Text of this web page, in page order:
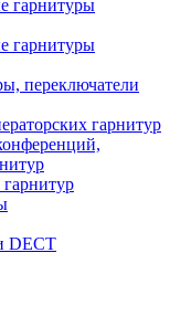
гарнитуры
гарнитуры
переключатели
гарнитур
DECT